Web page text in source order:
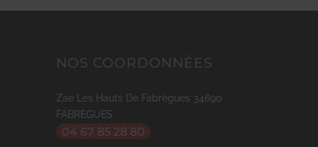
NOS COORDONNÉES
Zae Les Hauts De Fabrègues 34690
FABREGUES
04 67 85 28 80